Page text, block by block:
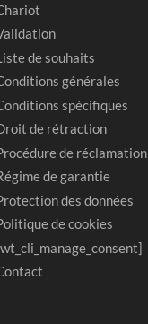
de souhaits
générales
spécifiques
de rétraction
de réclamation
de garantie
des données
de cookies